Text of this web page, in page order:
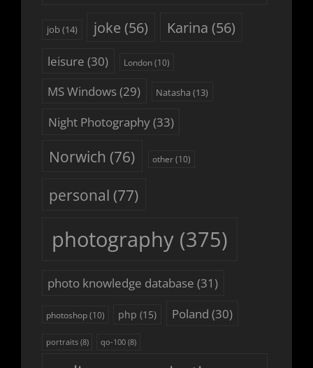
job(14) joke (56) Karina (56)
leisure (30) London(10)
MS Windows(29) Natasha (13)
Night Photography(33)
Norwich (76) other(10)
personal (77)
photography(375)
photo knowledge database (31)
photoshop (10) php (15) Poland (30)
portraits(8) qo-100(8)